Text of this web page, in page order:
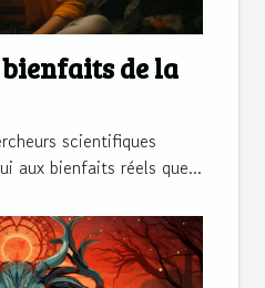
bienfaits de la
scientifiques
aux bienfaits réels que...